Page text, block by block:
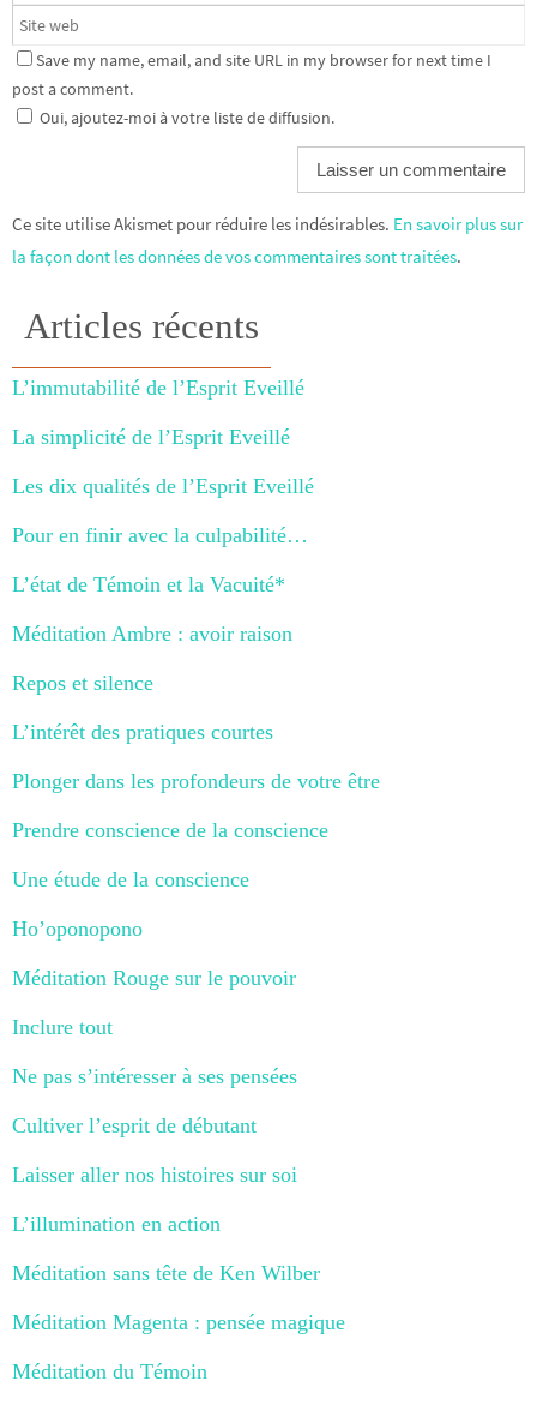
Save my name, email, and site URL in my browser for next time I
post a comment.
Oui, ajoutez-moi à votre liste de diffusion.
Ce site utilise Akismet pour réduire les indésirables. En savoir plus sur
la façon dont les données de vos commentaires sont traitées.
Articles récents
L’immutabilité de l’Esprit Eveillé
La simplicité de l’Esprit Eveillé
Les dix qualités de l’Esprit Eveillé
Pour en finir avec la culpabilité…
L’état de Témoin et la Vacuité*
Méditation Ambre : avoir raison
Repos et silence
L’intérêt des pratiques courtes
Plonger dans les profondeurs de votre être
Prendre conscience de la conscience
Une étude de la conscience
Ho’oponopono
Méditation Rouge sur le pouvoir
Inclure tout
Ne pas s’intéresser à ses pensées
Cultiver l’esprit de débutant
Laisser aller nos histoires sur soi
L’illumination en action
Méditation sans tête de Ken Wilber
Méditation Magenta : pensée magique
Méditation du Témoin